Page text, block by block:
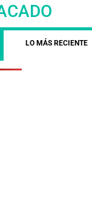
LO MÁS RECIENTE